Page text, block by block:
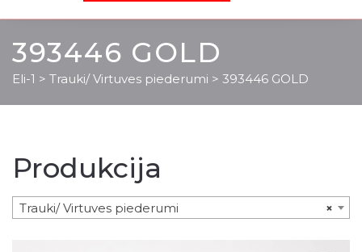
393446 GOLD
Eli-1 > Trauki/ Virtuves piederumi > 393446 GOLD
Produkcija
×
Trauki/ Virtuves piederumi